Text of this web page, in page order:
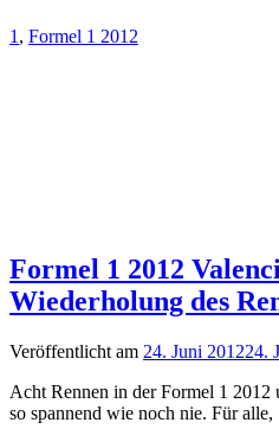
1 , Formel 1 2012
Formel 1 2012
Wiederholung des
Veröffentlicht am 24. Juni 201224.
Acht Rennen in der Formel 1 2012
so spannend wie noch nie. Für alle,